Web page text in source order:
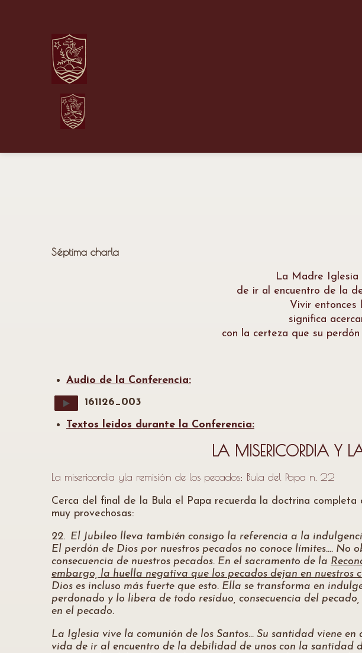
Séptima charla
La Madre Iglesia
de ir al encuentro de la
Vivir entonces
significa
con la certeza que su
Audio de la Conferencia:
161126_003
Textos leídos durante la Conferencia:
LA MISERICORDIA Y
La misericordia yla remisión de los pecados: Bula del Papa n. 22
Cerca del final de la Bula el Papa recuerda la doctrina
muy provechosas:
22. El Jubileo lleva también consigo la referencia a la
El perdón de Dios por nuestros pecados no conoce límites…. No
consecuencia de nuestros pecados. En el sacramento de la
embargo, la huella negativa que los pecados dejan en nuestros
Dios es incluso más fuerte que esto. Ella se transforma en
perdonado y lo libera de todo residuo, consecuencia del
en el pecado.
La Iglesia vive la comunión de los Santos… Su santidad viene
vida de ir al encuentro de la debilidad de unos con la santidad